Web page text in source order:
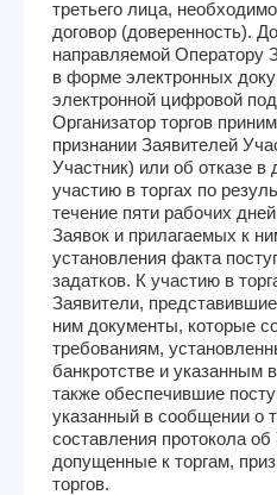
третьего лица,
договор (доверенность).
направляемой Оператору
в форме электронных
электронной цифровой
Организатор торгов
признании Заявителей
Участник) или об отказе в
участию в торгах по
течение пяти рабочих
Заявок и прилагаемых к
установления факта
задатков. К участию в
Заявители,
ним документы, которые
требованиям,
банкротстве и указанным
также обеспечившие
указанный в сообщении о
составления протокола
допущенные к торгам,
торгов.